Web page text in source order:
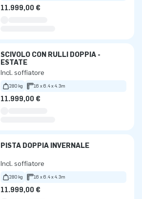
11.999,00 €
SCIVOLO CON RULLI DOPPIA -
ESTATE
Incl. soffiatore
280 kg 16 x 6.4 x 4.3m
11.999,00 €
PISTA DOPPIA INVERNALE
Incl. soffiatore
280 kg 16 x 6.4 x 4.3m
11.999,00 €